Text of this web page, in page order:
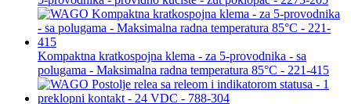
Kompaktna kratkospojna klema - za 5-provodnika - sa
polugama - Maksimalna radna temperatura 85°C - 221-415